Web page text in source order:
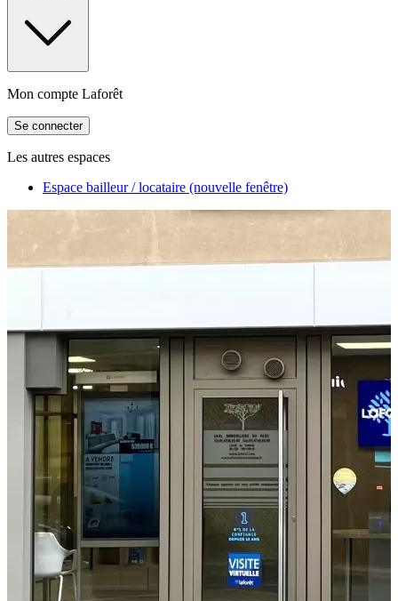
Mon compte Laforêt
Se connecter
Les autres espaces
Espace bailleur / locataire (nouvelle fenêtre)